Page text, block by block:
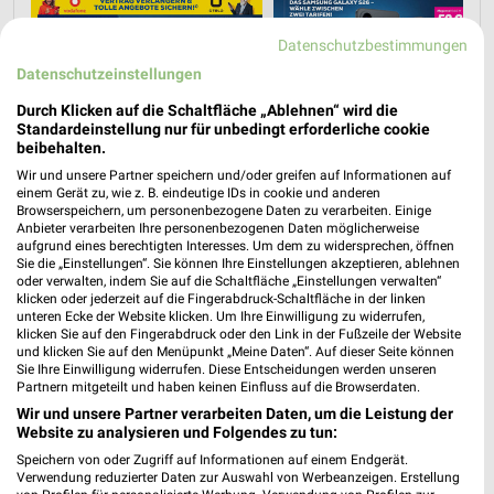
Jetzt alle "Handy & Smartphone" Themen entdecken!
MEHR PROSPEKTE
Datenschutzbestimmungen
Datenschutzeinstellungen
Durch Klicken auf die Schaltfläche „Ablehnen“ wird die
Standardeinstellung nur für unbedingt erforderliche cookie
beibehalten.
Wir und unsere Partner speichern und/oder greifen auf Informationen auf
einem Gerät zu, wie z. B. eindeutige IDs in cookie und anderen
Browserspeichern, um personenbezogene Daten zu verarbeiten. Einige
Anbieter verarbeiten Ihre personenbezogenen Daten möglicherweise
aufgrund eines berechtigten Interesses. Um dem zu widersprechen, öffnen
Sie die „Einstellungen“. Sie können Ihre Einstellungen akzeptieren, ablehnen
oder verwalten, indem Sie auf die Schaltfläche „Einstellungen verwalten“
klicken oder jederzeit auf die Fingerabdruck-Schaltfläche in der linken
unteren Ecke der Website klicken. Um Ihre Einwilligung zu widerrufen,
klicken Sie auf den Fingerabdruck oder den Link in der Fußzeile der Website
und klicken Sie auf den Menüpunkt „Meine Daten“. Auf dieser Seite können
Sie Ihre Einwilligung widerrufen. Diese Entscheidungen werden unseren
Partnern mitgeteilt und haben keinen Einfluss auf die Browserdaten.
Wir und unsere Partner verarbeiten Daten, um die Leistung der
Website zu analysieren und Folgendes zu tun:
Speichern von oder Zugriff auf Informationen auf einem Endgerät.
Verwendung reduzierter Daten zur Auswahl von Werbeanzeigen. Erstellung